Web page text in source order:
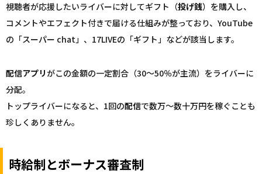
視聴者が応援したいライバーに対してギフト（投げ銭）を購入し、
コメントやエフェクト付きで届ける仕組みが整っており、YouTube
の「スーパー chat」、17LIVEの「ギフト」などが該当します。
配信アプリがこの金額の一定割合（30～50％が主流）をライバーに
分配。
トップライバーになると、1回の配信で数万～数十万円を稼ぐことも
珍しくありません。
時給制とボーナス審査制